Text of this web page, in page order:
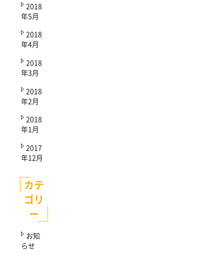
2018
年5月
2018
年4月
2018
年3月
2018
年2月
2018
年1月
2017
年12月
カテ
ゴリ
ー
お知
らせ